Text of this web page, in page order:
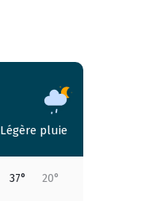
Légère pluie
37° 20°